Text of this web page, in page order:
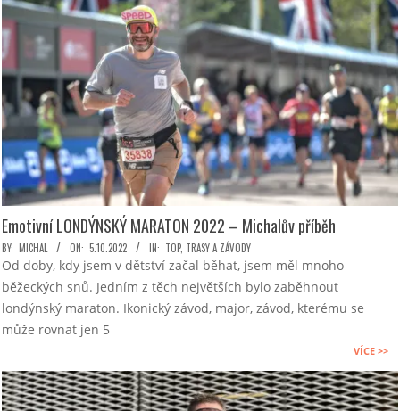
Emotivní LONDÝNSKÝ MARATON 2022 – Michalův příběh
2022-
10-
05
BY: MICHAL ON: 5.10.2022 IN: TOP, TRASY A ZÁVODY
Od doby, kdy jsem v dětství začal běhat, jsem měl mnoho
běžeckých snů. Jedním z těch největších bylo zaběhnout
londýnský maraton. Ikonický závod, major, závod, kterému se
může rovnat jen 5
VÍCE >>